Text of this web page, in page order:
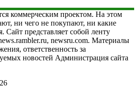
коммерческим проектом. На этом
ни чего не покупают, ни какие
Сайт представляет собой ленту
newsru.com. Материалы
ответственность за
новостей Администрация сайта